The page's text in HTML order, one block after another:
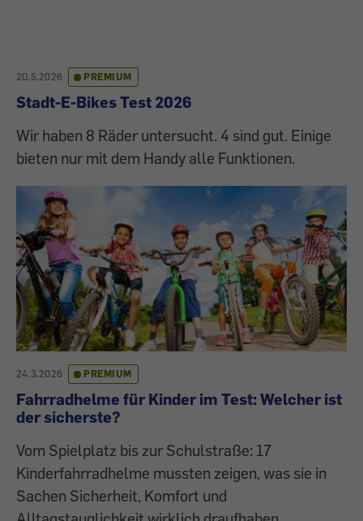
20.5.2026 PREMIUM
Stadt-E-Bikes Test 2026
Wir haben 8 Räder untersucht. 4 sind gut. Einige
bieten nur mit dem Handy alle Funktionen.
24.3.2026 PREMIUM
Fahrradhelme für Kinder im Test: Welcher ist
der sicherste?
Vom Spielplatz bis zur Schulstraße: 17
Kinderfahrradhelme mussten zeigen, was sie in
Sachen Sicherheit, Komfort und